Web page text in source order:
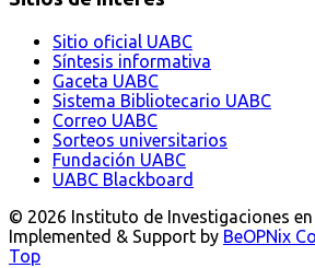
Sitio oficial UABC
Síntesis informativa
Gaceta UABC
Sistema Bibliotecario UABC
Correo UABC
Sorteos universitarios
Fundación UABC
UABC Blackboard
© 2026 Instituto de Investigaciones en
Implemented & Support by BeOPNix
Top